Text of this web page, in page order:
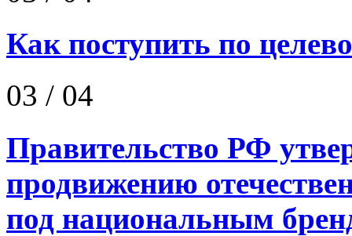
Как поступить по
03 / 04
Правительство РФ
продвижению
под национальным